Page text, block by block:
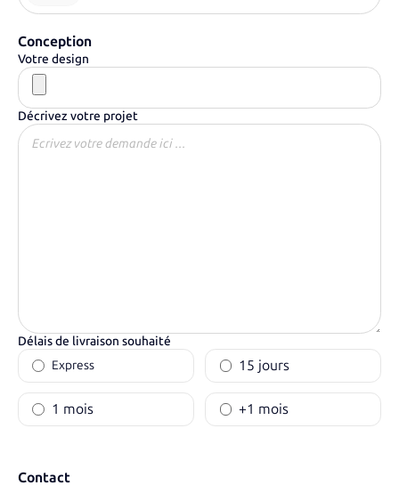
Conception
Votre design
Décrivez votre projet
Délais de livraison souhaité
Express
15 jours
1 mois +1 mois
Contact